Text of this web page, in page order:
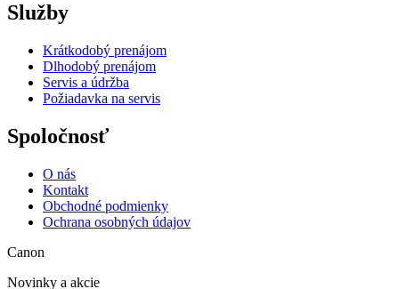
Služby
Krátkodobý prenájom
Dlhodobý prenájom
Servis a údržba
Požiadavka na servis
Spoločnosť
O nás
Kontakt
Obchodné podmienky
Ochrana osobných údajov
Canon
Novinky a akcie